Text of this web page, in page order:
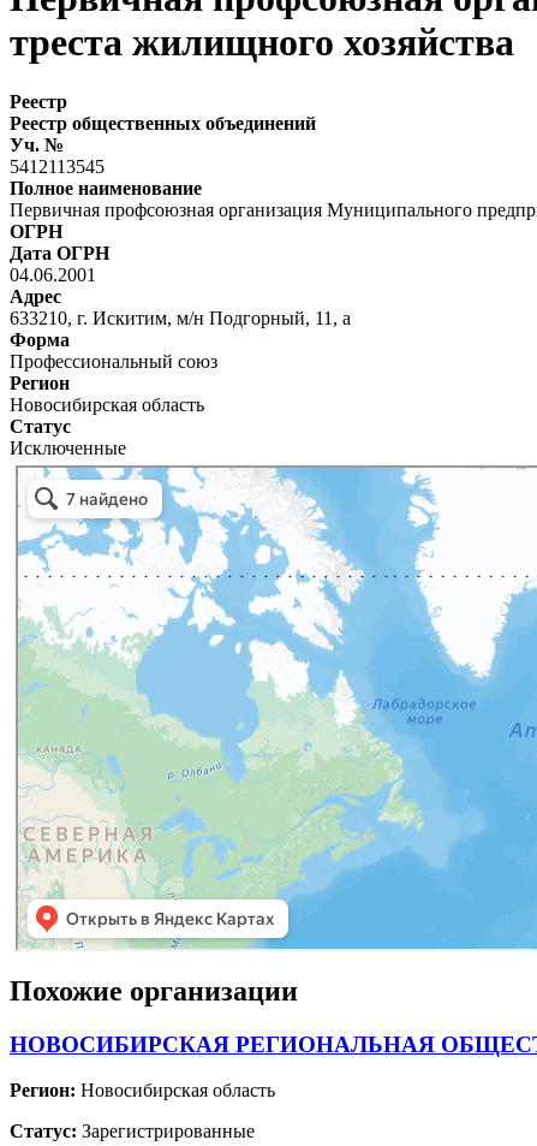
треста жилищного хозяйства
Реестр
Реестр общественных объединений
Уч. №
5412113545
Полное наименование
Первичная профсоюзная организация Муниципального
ОГРН
Дата ОГРН
04.06.2001
Адрес
633210, г. Искитим, м/н Подгорный, 11, а
Форма
Профессиональный союз
Регион
Новосибирская область
Статус
Исключенные
Похожие организации
НОВОСИБИРСКАЯ РЕГИОНАЛЬНАЯ
Регион: Новосибирская область
Статус: Зарегистрированные